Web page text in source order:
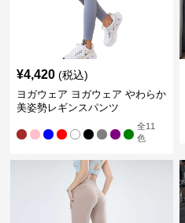
¥4,420 (税込)
ヨガウェア ヨガウェア やわらか
美姿勢レギンスパンツ
全11
色